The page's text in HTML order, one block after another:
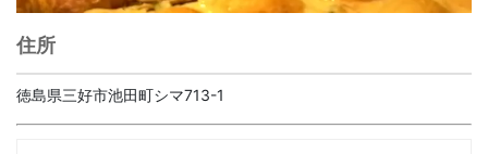
住所
徳島県三好市池田町シマ713-1